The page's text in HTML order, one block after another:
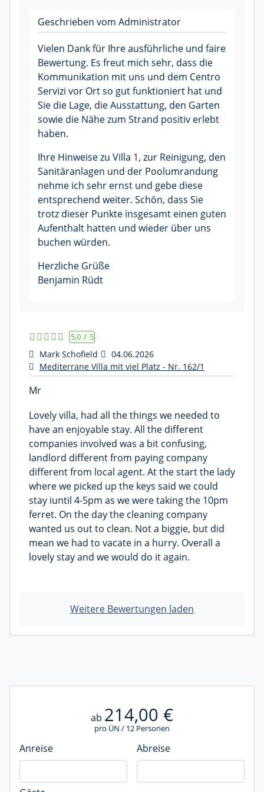
Geschrieben vom Administrator
Vielen Dank für Ihre ausführliche und faire
Bewertung. Es freut mich sehr, dass die
Kommunikation mit uns und dem Centro
Servizi vor Ort so gut funktioniert hat und
Sie die Lage, die Ausstattung, den Garten
sowie die Nähe zum Strand positiv erlebt
haben.
Ihre Hinweise zu Villa 1, zur Reinigung, den
Sanitäranlagen und der Poolumrandung
nehme ich sehr ernst und gebe diese
entsprechend weiter. Schön, dass Sie
trotz dieser Punkte insgesamt einen guten
Aufenthalt hatten und wieder über uns
buchen würden.
Herzliche Grüße
Benjamin Rüdt
5,0 / 5
Mark Schofield
04.06.2026
Mediterrane Villa mit viel Platz - Nr. 162/1
Mr
Lovely villa, had all the things we needed to
have an enjoyable stay. All the different
companies involved was a bit confusing,
landlord different from paying company
different from local agent. At the start the lady
where we picked up the keys said we could
stay iuntil 4-5pm as we were taking the 10pm
ferret. On the day the cleaning company
wanted us out to clean. Not a biggie, but did
mean we had to vacate in a hurry. Overall a
lovely stay and we would do it again.
Weitere Bewertungen laden
ab 214,00 €
pro ÜN / 12 Personen
Anreise Abreise